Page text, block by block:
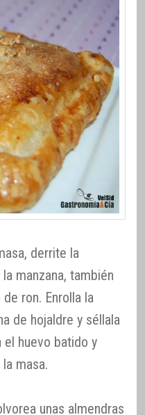
derrite la
manzana, también
ron. Enrolla la
de hojaldre y séllala
huevo batido y
masa.
unas almendras